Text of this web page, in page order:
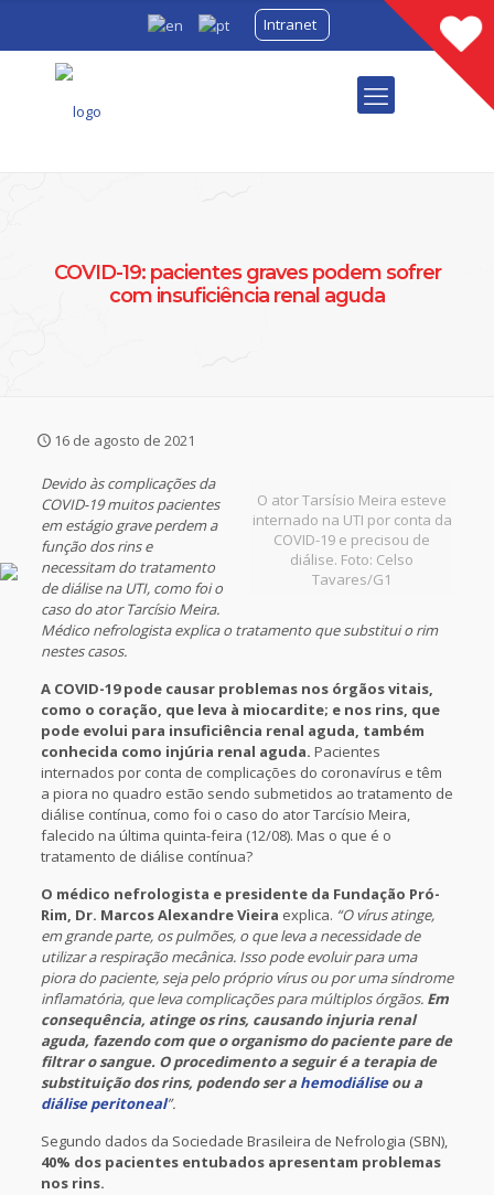
Intranet
COVID-19: pacientes graves podem sofrer
com insuficiência renal aguda
16 de agosto de 2021
O ator Tarsísio Meira esteve
internado na UTI por conta da
COVID-19 e precisou de
diálise. Foto: Celso
Tavares/G1
Devido às complicações da
COVID-19 muitos pacientes
em estágio grave perdem a
função dos rins e
necessitam do tratamento
de diálise na UTI, como foi o
caso do ator Tarcísio Meira.
Médico nefrologista explica o tratamento que substitui o rim
nestes casos.
A COVID-19 pode causar problemas nos órgãos vitais,
como o coração, que leva à miocardite; e nos rins, que
pode evolui para insuficiência renal aguda, também
conhecida como injúria renal aguda. Pacientes
internados por conta de complicações do coronavírus e têm
a piora no quadro estão sendo submetidos ao tratamento de
diálise contínua, como foi o caso do ator Tarcísio Meira,
falecido na última quinta-feira (12/08). Mas o que é o
tratamento de diálise contínua?
O médico nefrologista e presidente da Fundação Pró-
Rim, Dr. Marcos Alexandre Vieira explica. “O vírus atinge,
em grande parte, os pulmões, o que leva a necessidade de
utilizar a respiração mecânica. Isso pode evoluir para uma
piora do paciente, seja pelo próprio vírus ou por uma síndrome
inflamatória, que leva complicações para múltiplos órgãos. Em
consequência, atinge os rins, causando injuria renal
aguda, fazendo com que o organismo do paciente pare de
filtrar o sangue. O procedimento a seguir é a terapia de
substituição dos rins, podendo ser a hemodiáliseou a
diálise peritoneal”.
Segundo dados da Sociedade Brasileira de Nefrologia (SBN),
40% dos pacientes entubados apresentam problemas
nos rins.